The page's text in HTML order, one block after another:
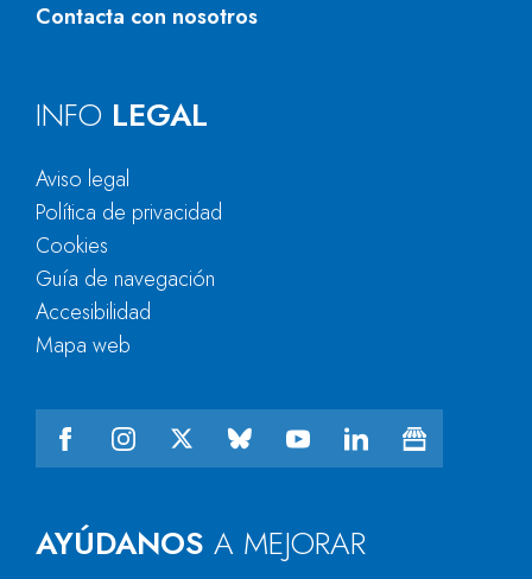
Contacta con nosotros
AYÚDANOS A MEJORAR
INFO LEGAL
Aviso legal
Política de privacidad
Cookies
Guía de navegación
Accesibilidad
Mapa web